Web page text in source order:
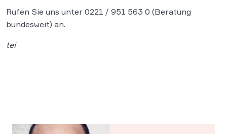
Rufen Sie uns unter 0221 / 951 563 0 (Beratung
bundesweit) an.
tei